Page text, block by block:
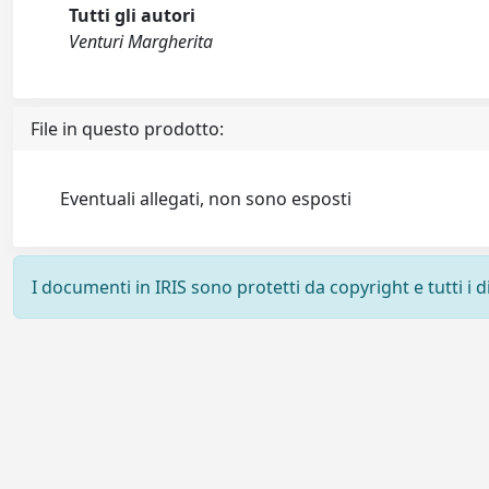
Tutti gli autori
Venturi Margherita
File in questo prodotto:
Eventuali allegati, non sono esposti
I documenti in IRIS sono protetti da copyright e tutti i